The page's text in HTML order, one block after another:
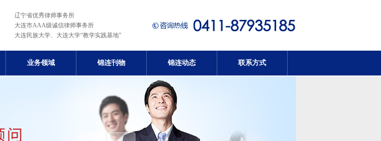
辽宁省优秀律师事务所
大连市AAA级诚信律师事务所
大连民族大学、大连大学“教学实践基地”
业务领域 锦连刊物 锦连动态 联系方式